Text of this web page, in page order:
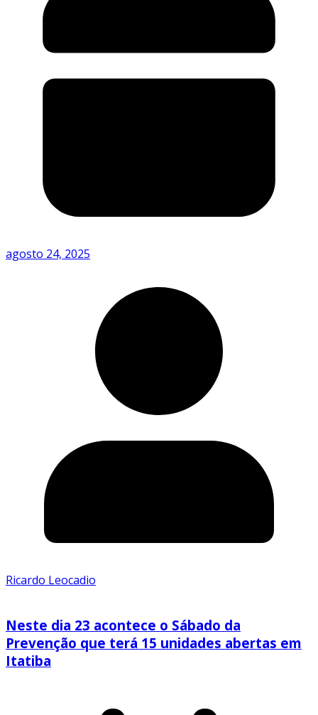
agosto 24, 2025
Ricardo Leocadio
Neste dia 23 acontece o Sábado da
Prevenção que terá 15 unidades abertas em
Itatiba